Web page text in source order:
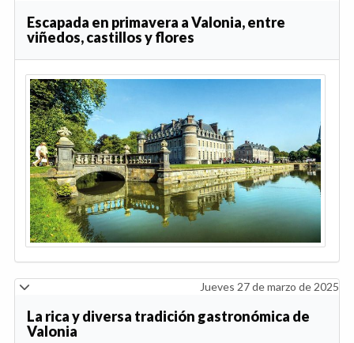
Escapada en primavera a Valonia, entre
viñedos, castillos y flores
Jueves 27 de marzo de 2025
La rica y diversa tradición gastronómica de
Valonia